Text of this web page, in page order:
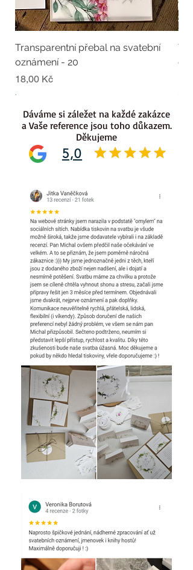
Transparentní přebal na svatební
oznámení - 20
Cena
18,00 Kč
.
5,0
Dáváme si záležet na každé zakázce
a Vaše reference jsou toho důkazem.
Děkujeme